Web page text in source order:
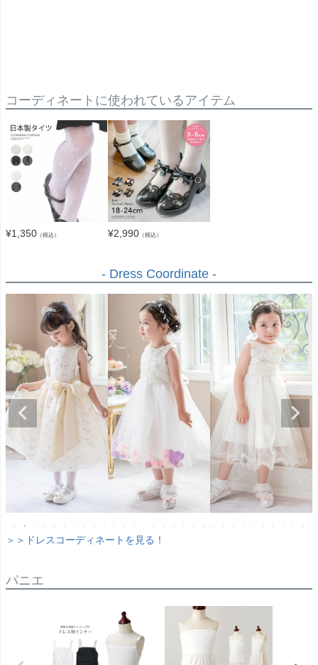
コーディネートに使われているアイテム
¥1,350 （税込） ¥2,990 （税込）
- Dress Coordinate -
＞＞ドレスコーディネートを見る！
パニエ